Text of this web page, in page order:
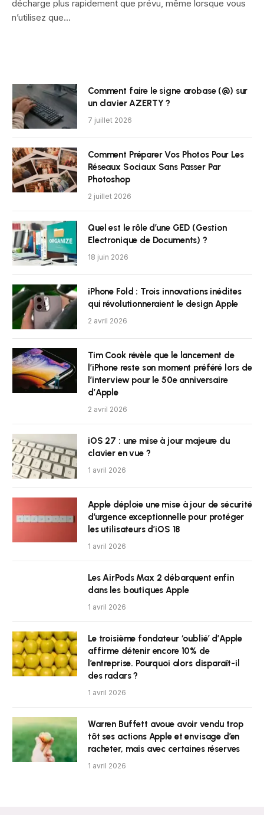
décharge plus rapidement que prévu, même lorsque vous
n’utilisez que…
Comment faire le signe arobase (@) sur
un clavier AZERTY ?
7 juillet 2026
Comment Préparer Vos Photos Pour Les
Réseaux Sociaux Sans Passer Par
Photoshop
2 juillet 2026
Quel est le rôle d’une GED (Gestion
Electronique de Documents) ?
18 juin 2026
iPhone Fold : Trois innovations inédites
qui révolutionneraient le design Apple
2 avril 2026
Tim Cook révèle que le lancement de
l’iPhone reste son moment préféré lors de
l’interview pour le 50e anniversaire
d’Apple
2 avril 2026
iOS 27 : une mise à jour majeure du
clavier en vue ?
1 avril 2026
Apple déploie une mise à jour de sécurité
d’urgence exceptionnelle pour protéger
les utilisateurs d’iOS 18
1 avril 2026
Les AirPods Max 2 débarquent enfin
dans les boutiques Apple
1 avril 2026
Le troisième fondateur ‘oublié’ d’Apple
affirme détenir encore 10% de
l’entreprise. Pourquoi alors disparaît-il
des radars ?
1 avril 2026
Warren Buffett avoue avoir vendu trop
tôt ses actions Apple et envisage d’en
racheter, mais avec certaines réserves
1 avril 2026